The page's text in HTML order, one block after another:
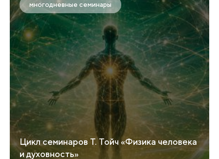
многодневные семинары
Цикл семинаров Т. Тойч «Физика человека
и духовность»